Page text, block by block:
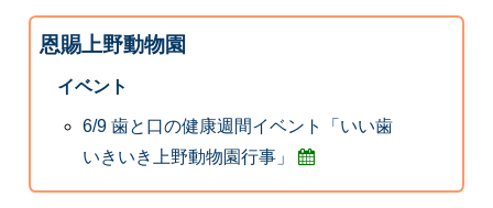
恩賜上野動物園
イベント
6/9 歯と口の健康週間イベント「いい歯
いきいき上野動物園行事」